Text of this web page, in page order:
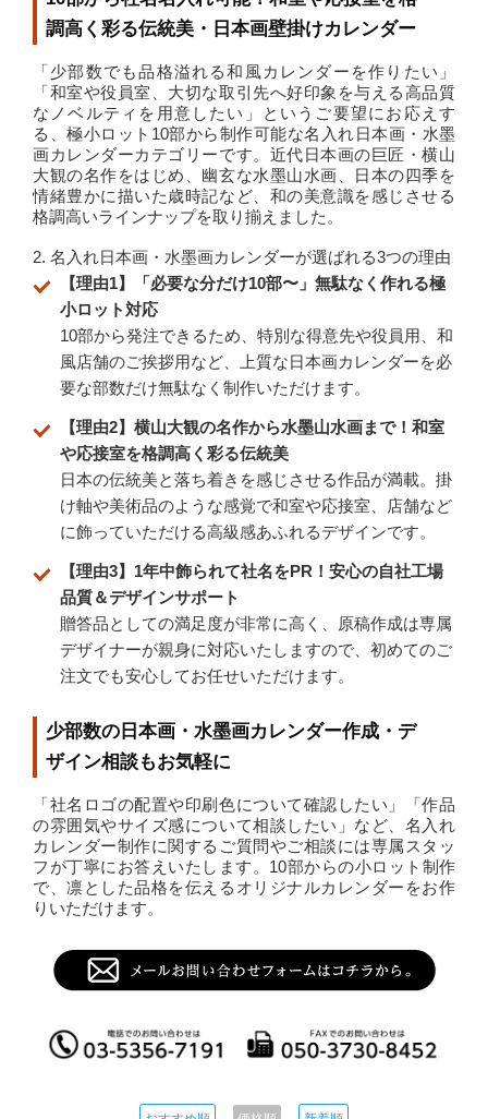
調高く彩る伝統美・日本画壁掛けカレンダー
「少部数でも品格溢れる和風カレンダーを作りたい」
「和室や役員室、大切な取引先へ好印象を与える高品質
なノベルティを用意したい」というご要望にお応えす
る、極小ロット10部から制作可能な名入れ日本画・水墨
画カレンダーカテゴリーです。近代日本画の巨匠・横山
大観の名作をはじめ、幽玄な水墨山水画、日本の四季を
情緒豊かに描いた歳時記など、和の美意識を感じさせる
格調高いラインナップを取り揃えました。
2. 名入れ日本画・水墨画カレンダーが選ばれる3つの理由
【理由1】「必要な分だけ10部〜」無駄なく作れる極
小ロット対応
10部から発注できるため、特別な得意先や役員用、和
風店舗のご挨拶用など、上質な日本画カレンダーを必
要な部数だけ無駄なく制作いただけます。
【理由2】横山大観の名作から水墨山水画まで！和室
や応接室を格調高く彩る伝統美
日本の伝統美と落ち着きを感じさせる作品が満載。掛
け軸や美術品のような感覚で和室や応接室、店舗など
に飾っていただける高級感あふれるデザインです。
【理由3】1年中飾られて社名をPR！安心の自社工場
品質＆デザインサポート
贈答品としての満足度が非常に高く、原稿作成は専属
デザイナーが親身に対応いたしますので、初めてのご
注文でも安心してお任せいただけます。
少部数の日本画・水墨画カレンダー作成・デ
ザイン相談もお気軽に
「社名ロゴの配置や印刷色について確認したい」「作品
の雰囲気やサイズ感について相談したい」など、名入れ
カレンダー制作に関するご質問やご相談には専属スタッ
フが丁寧にお答えいたします。10部からの小ロット制作
で、凛とした品格を伝えるオリジナルカレンダーをお作
りいただけます。